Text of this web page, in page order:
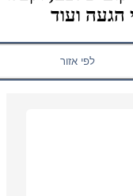
ועוד
לפי אזור